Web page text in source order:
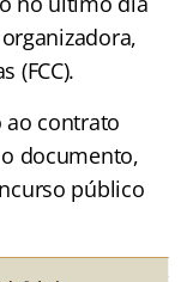
(FCC).
ao contrato
documento,
público